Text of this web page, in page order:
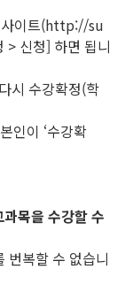
이트(http://su
신청] 하면 됩니
시 수강확정(학
인이 ‘수강확
목을 수강할 수
번복할 수 없습니